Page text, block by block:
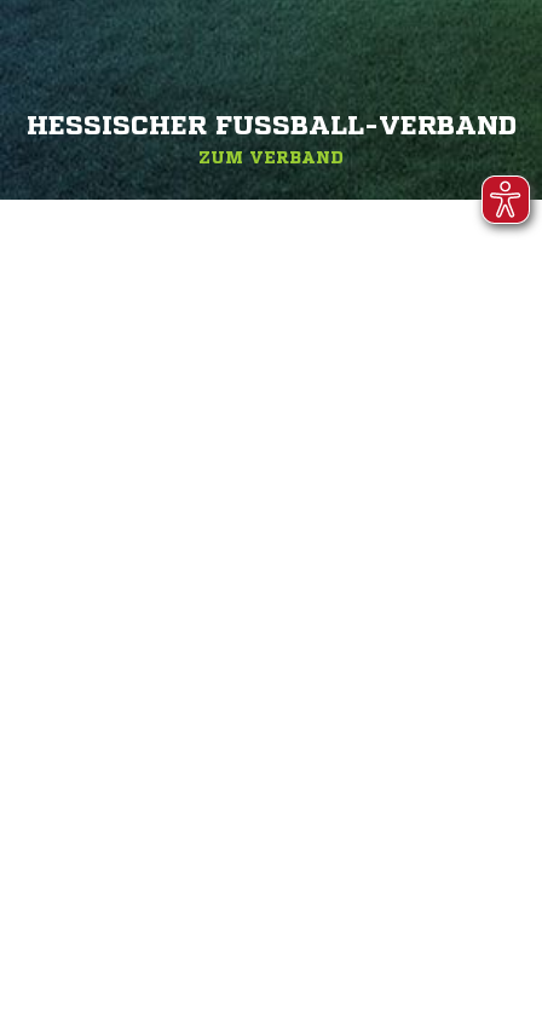
HESSISCHER FUSSBALL-VERBAND
ZUM VERBAND